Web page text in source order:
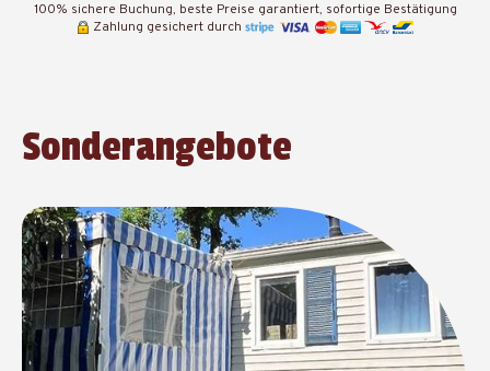
100% sichere Buchung, beste Preise garantiert, sofortige Bestätigung
Zahlung gesichert durch
Sonderangebote